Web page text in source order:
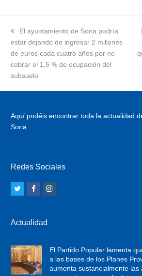
previous
post:
El ayuntamiento de Soria podría
estar dejando de ingresar 2 millones
de euros cada cuatro años por no
cobrar el 1,5 % de ocupación del
subsuelo
Aquí podéis encontrar toda la actualidad
Soria.
Redes Sociales
t
t
e
r
F
e
b
o
a
g
r
Actualidad
El Partido Popular lamenta
a las bases de los Planes
aumenta sustancialmente las